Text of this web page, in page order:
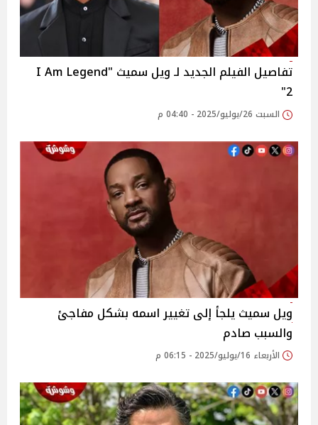
تفاصيل الفيلم الجديد لـ ويل سميث "I Am Legend
2"
السبت 26/يوليو/2025 - 04:40 م
ويل سميث يلجأ إلى تغيير اسمه بشكل مفاجئ
والسبب صادم
الأربعاء 16/يوليو/2025 - 06:15 م